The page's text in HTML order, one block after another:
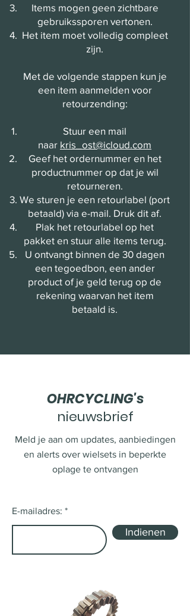
Items mogen geen zichtbare
gebruikssporen vertonen.
Het item moet volledig compleet
zijn.
Met de volgende stappen kun je
een item aanmelden voor
retourzending:
Stuur een mail
naar kris_ost@icloud.com
Geef het ordernummer en het
productnummer op dat je wil
retourneren.
We sturen je een retourlabel (port
betaald) via e-mail. Druk dit af.
Plak het retourlabel op het
pakket en stuur alle items terug.
U ontvangt binnen de 30 dagen
een tegoedbon, een ander
product of je geld terug op de
rekening waarvan het item
betaald is.
OHRCYCLING's
nieuwsbrief
Meld je aan om updates, aanbiedingen
en alerts over wielsets in beperkte
oplage te ontvangen
E-mailadres:
Indienen